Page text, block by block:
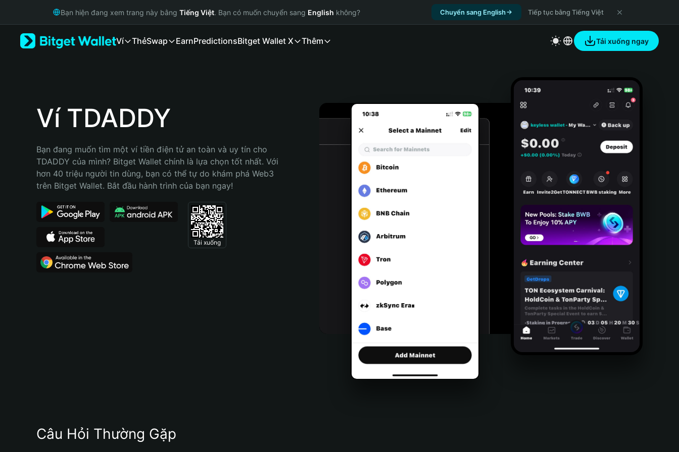
Русский
Bahasa Indonesia
Português (Brasil)
Bạn hiện đang xem trang này bằng Tiếng Việt. Bạn có muốn chuyển sang English không? Chuyển sang English Tiếp tục bằng Tiếng Việt
Ví ThẻSwap EarnPredictionsBitget Wallet X Thêm Tải xuống ngay
Ví TDADDY
Bạn đang muốn tìm một ví tiền điện tử an toàn và uy tín cho
TDADDY của mình? Bitget Wallet chính là lựa chọn tốt nhất. Với
hơn 40 triệu người tin dùng, bạn có thể tự do khám phá Web3
trên Bitget Wallet. Bắt đầu hành trình của bạn ngay!
Tải xuống
Câu Hỏi Thường Gặp